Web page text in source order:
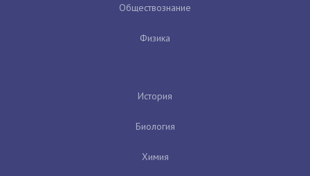
Обществознание
Физика
История
Биология
Химия